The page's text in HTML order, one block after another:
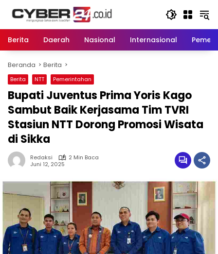
Berita
Daerah Nasional Internasional
Beranda Berita
Berita NTT Pemerintahan
Bupati Juventus Prima Yoris Kago
Sambut Baik Kerjasama Tim TVRI
Stasiun NTT Dorong Promosi Wisata
di Sikka
Redaksi
2 Min Baca
Juni 12, 2025